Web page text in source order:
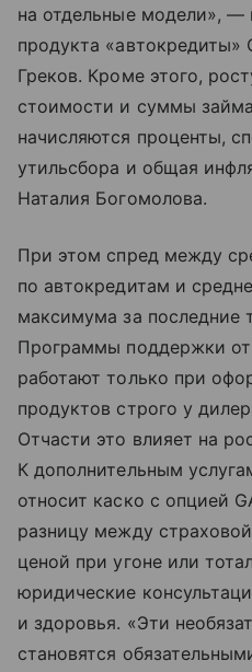
на отдельные модели», —
продукта
Греков. Кроме этого,
стоимости и суммы
начисляются проценты,
утильсбора и общая
Наталия Богомолова.
При этом спред между
по автокредитам и
максимума за последние
Программы поддержки от
работают только при
продуктов строго у
Отчасти это влияет на
К дополнительным
относит каско с опцией
разницу между
ценой при угоне или
юридические
и здоровья. «Эти
становятся